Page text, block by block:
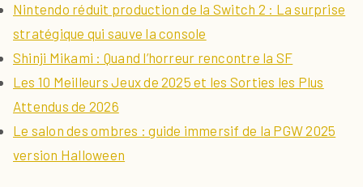
Nintendo réduit production de la Switch 2 : La surprise
stratégique qui sauve la console
Shinji Mikami : Quand l’horreur rencontre la SF
Les 10 Meilleurs Jeux de 2025 et les Sorties les Plus
Attendus de 2026
Le salon des ombres : guide immersif de la PGW 2025
version Halloween